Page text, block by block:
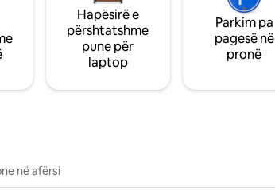
Hapësirë e
përshtatshme
pune për
laptop
Parkim pa
pagesë në
pronë
në afërsi